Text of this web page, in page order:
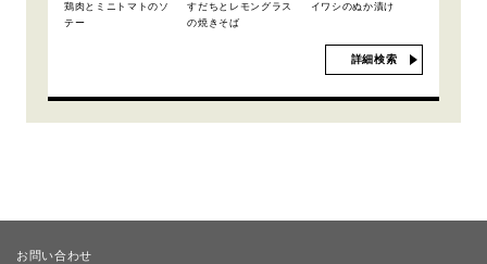
鶏肉とミニトマトのソ
テー
すだちとレモングラス
の焼きそば
イワシのぬか漬け
詳細検索
お問い合わせ